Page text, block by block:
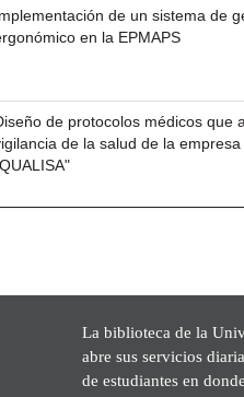
de un sistema de
en la EPMAPS
de protocolos médicos que
de la salud de la
La biblioteca de la
abre sus servicios
de estudiantes en